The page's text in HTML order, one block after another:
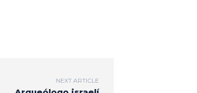
NEXT ARTICLE